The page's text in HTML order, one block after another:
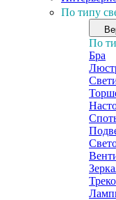
По типу
По
Бра